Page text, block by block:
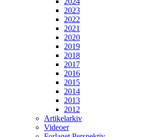
2023
2022
2021
2020
2019
2018
2017
2016
2015
2014
2013
2012
Artikelarkiv
Videoer